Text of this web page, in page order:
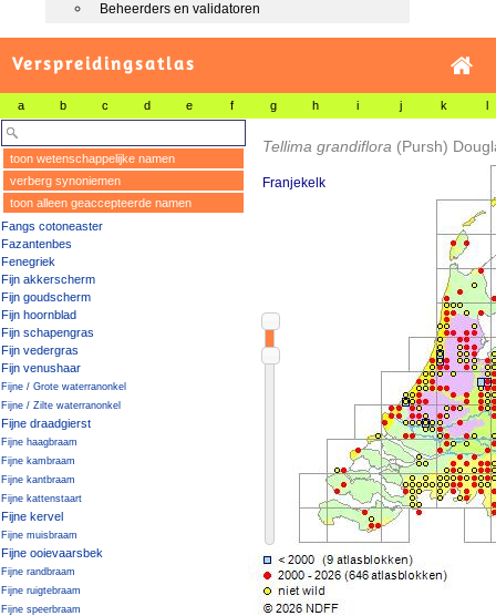
Beheerders en validatoren
Verspreidingsatlas
a b c d e f g h i j k l
toon wetenschappelijke namen
verberg synoniemen
toon alleen geaccepteerde namen
Fangs cotoneaster
Fazantenbes
Fenegriek
Fijn akkerscherm
Fijn goudscherm
Fijn hoornblad
Fijn schapengras
Fijn vedergras
Fijn venushaar
Fijne / Grote waterranonkel
Fijne / Zilte waterranonkel
Fijne draadgierst
Fijne haagbraam
Fijne kambraam
Fijne kantbraam
Fijne kattenstaart
Fijne kervel
Fijne muisbraam
Fijne ooievaarsbek
Fijne randbraam
Fijne ruigtebraam
Fijne speerbraam
Tellima grandiflora (Pursh)
Franjekelk